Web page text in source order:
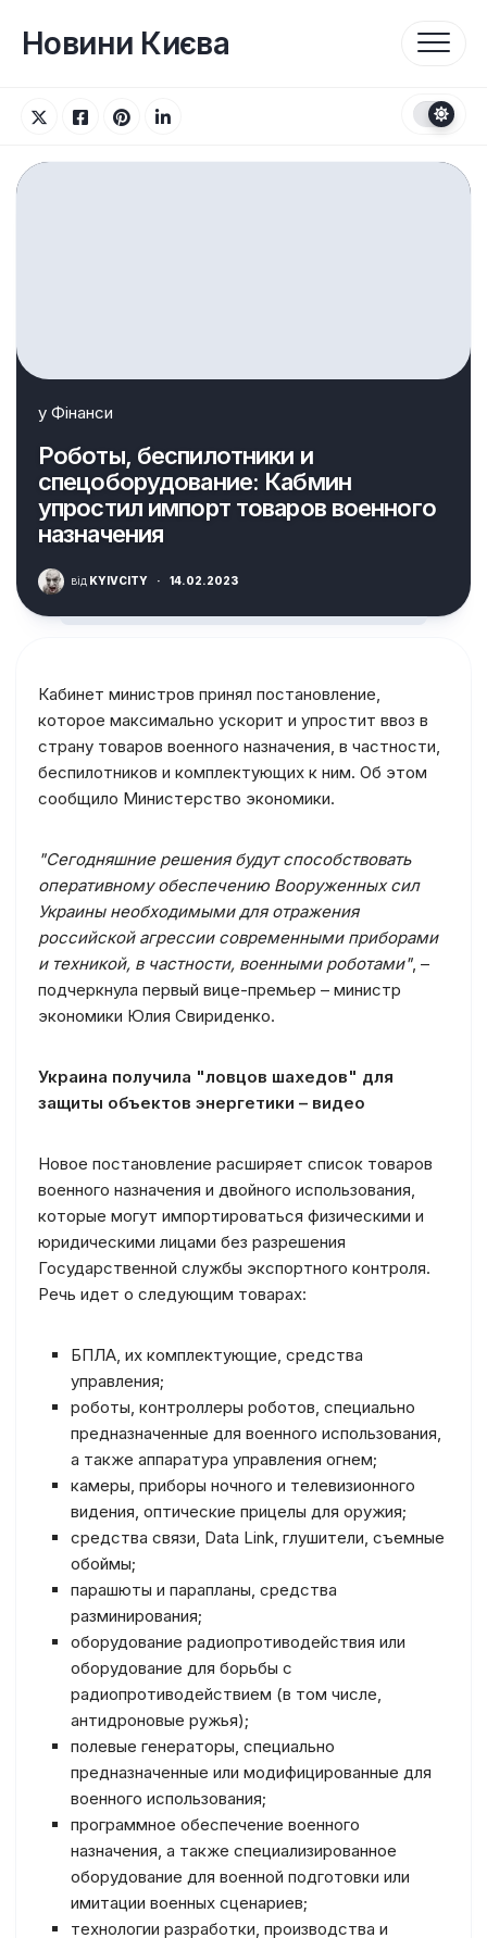
вмістуНовини Києва
у Фінанси
Роботы, беспилотники и
спецоборудование: Кабмин
упростил импорт товаров военного
назначения
від KYIVCITY · 14.02.2023
Кабинет министров принял постановление,
которое максимально ускорит и упростит ввоз в
страну товаров военного назначения, в частности,
беспилотников и комплектующих к ним. Об этом
сообщило Министерство экономики.
"Сегодняшние решения будут способствовать
оперативному обеспечению Вооруженных сил
Украины необходимыми для отражения
российской агрессии современными приборами
и техникой, в частности, военными роботами", –
подчеркнула первый вице-премьер – министр
экономики Юлия Свириденко.
Украина получила "ловцов шахедов" для
защиты объектов энергетики – видео
Новое постановление расширяет список товаров
военного назначения и двойного использования,
которые могут импортироваться физическими и
юридическими лицами без разрешения
Государственной службы экспортного контроля.
Речь идет о следующим товарах:
БПЛА, их комплектующие, средства
управления;
роботы, контроллеры роботов, специально
предназначенные для военного использования,
а также аппаратура управления огнем;
камеры, приборы ночного и телевизионного
видения, оптические прицелы для оружия;
средства связи, Data Link, глушители, съемные
обоймы;
парашюты и парапланы, средства
разминирования;
оборудование радиопротиводействия или
оборудование для борьбы с
радиопротиводействием (в том числе,
антидроновые ружья);
полевые генераторы, специально
предназначенные или модифицированные для
военного использования;
программное обеспечение военного
назначения, а также специализированное
оборудование для военной подготовки или
имитации военных сценариев;
технологии разработки, производства и